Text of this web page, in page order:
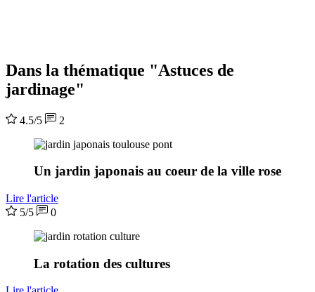
Dans la thématique "Astuces de
jardinage"
Un jardin japonais au coeur de la ville rose
Lire l'article
La rotation des cultures